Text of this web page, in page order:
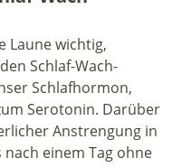
Laune wichtig,
Schlaf-Wach-
Schlafhormon,
Serotonin. Darüber
Anstrengung in
einem Tag ohne